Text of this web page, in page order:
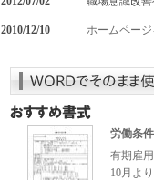
2010/12/10 ホームペー
労働条
有期雇
10月よ